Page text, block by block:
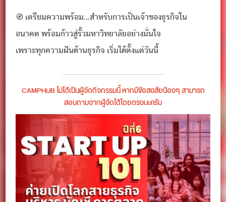
🧭 เตรียมความพร้อม…สำหรับการเป็นเจ้าของธุรกิจใน
อนาคต พร้อมก้าวสู่รั้วมหาวิทยาลัยอย่างมั่นใจ
เพราะทุกความฝันด้านธุรกิจ เริ่มได้ตั้งแต่วันนี้
CAMPHUB ไม่ได้เป็นผู้จัดกิจกรรมนี้ หากมีข้อสงสัยน้องๆ สามารถ
สอบถามจากผู้จัดได้โดยตรงนะครับ